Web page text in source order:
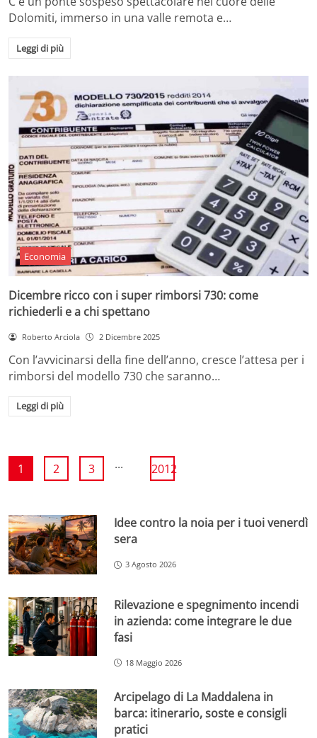
Dolomiti, immerso in una valle remota e…
Leggi di più
Economia
Dicembre ricco con i super rimborsi 730: come
richiederli e a chi spettano
Roberto Arciola 2 Dicembre 2025
Con l’avvicinarsi della fine dell’anno, cresce l’attesa per i
rimborsi del modello 730 che saranno…
Leggi di più
1 2 3 ... 2012
Idee contro la noia per i tuoi venerdì
sera
3 Agosto 2026
Rilevazione e spegnimento incendi
in azienda: come integrare le due
fasi
18 Maggio 2026
Arcipelago di La Maddalena in
barca: itinerario, soste e consigli
pratici